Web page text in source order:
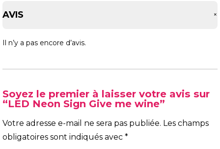
AVIS +
Il n’y a pas encore d’avis.
Soyez le premier à laisser votre avis sur
“LED Neon Sign Give me wine”
Votre adresse e-mail ne sera pas publiée. Les champs
obligatoires sont indiqués avec *